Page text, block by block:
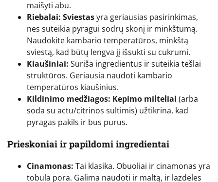
maišyti abu.
Riebalai: Sviestasyra geriausias pasirinkimas,
nes suteikia pyragui sodrų skonį ir minkštumą.
Naudokite kambario temperatūros, minkštą
sviestą, kad būtų lengva jį išsukti su cukrumi.
Kiaušiniai: Suriša ingredientus ir suteikia tešlai
struktūros. Geriausia naudoti kambario
temperatūros kiaušinius.
Kildinimo medžiagos: Kepimo milteliai (arba
soda su actu/citrinos sultimis) užtikrina, kad
pyragas pakils ir bus purus.
Prieskoniai ir papildomi ingredientai
Cinamonas: Tai klasika. Obuoliai ir cinamonas yra
tobula pora. Galima naudoti ir maltą, ir lazdeles